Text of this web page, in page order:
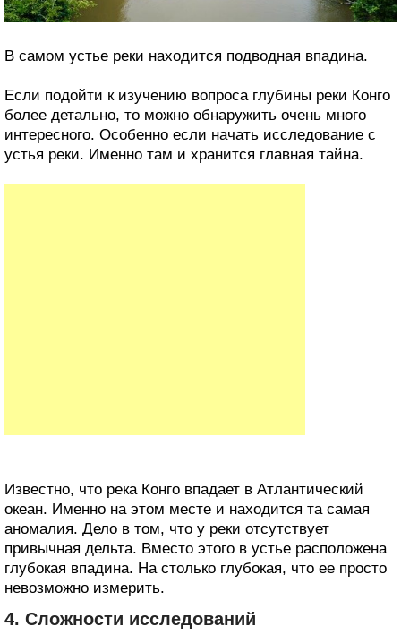
В самом устье реки находится подводная впадина.
Если подойти к изучению вопроса глубины реки Конго
более детально, то можно обнаружить очень много
интересного. Особенно если начать исследование с
устья реки. Именно там и хранится главная тайна.
Известно, что река Конго впадает в Атлантический
океан. Именно на этом месте и находится та самая
аномалия. Дело в том, что у реки отсутствует
привычная дельта. Вместо этого в устье расположена
глубокая впадина. На столько глубокая, что ее просто
невозможно измерить.
4. Сложности исследований